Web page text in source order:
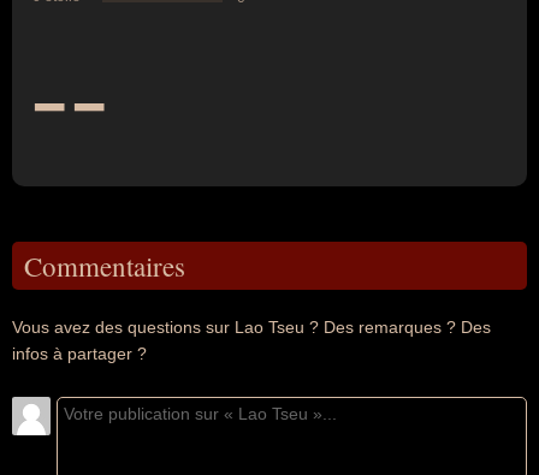
--
Commentaires
Vous avez des questions sur Lao Tseu ? Des remarques ? Des
infos à partager ?